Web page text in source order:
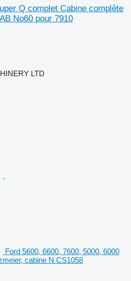
Q complet Cabine complète
No60 pour 7910
LTD
Ford 5600, 6600, 7600, 5000, 6000
cabine N CS1058